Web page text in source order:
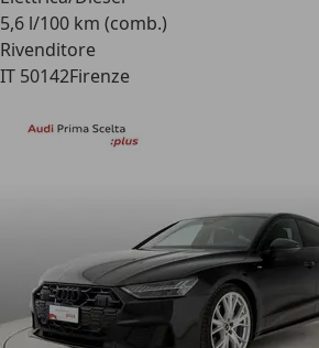
5,6 l/100 km (comb.)
Rivenditore
IT 50142Firenze